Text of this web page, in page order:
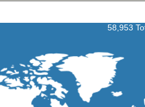
58,953